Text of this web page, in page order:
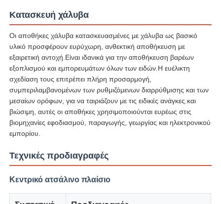
Αρχική Σελίδα
Προϊόντα
Σχετικά με εμάς
Κατασκευή χάλυβα
Οι αποθήκες χάλυβα κατασκευασμένες με χάλυβα ως βασικό
υλικό προσφέρουν ευρύχωρη, ανθεκτική αποθήκευση με
εξαιρετική αντοχή.Είναι ιδανικά για την αποθήκευση βαρέων
εξοπλισμού και εμπορευμάτων όλων των ειδών.Η ευέλικτη
σχεδίαση τους επιτρέπει πλήρη προσαρμογή,
συμπεριλαμβανομένων των ρυθμιζόμενων διαρρύθμισης και των
μεσαίων ορόφων, για να ταιριάζουν με τις ειδικές ανάγκες.και
βιώσιμη, αυτές οι αποθήκες χρησιμοποιούνται ευρέως στις
βιομηχανίες εφοδιασμού, παραγωγής, γεωργίας και ηλεκτρονικού
εμπορίου.
Τεχνικές προδιαγραφές
Κεντρικό ατσάλινο πλαίσιο